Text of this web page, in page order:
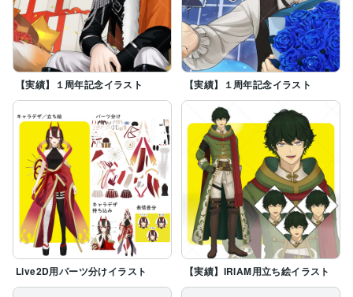
【実績】１周年記念イラスト 【実績】１周年記念イラスト
Live2D用パーツ分けイラスト 【実績】IRIAM用立ち絵イラスト